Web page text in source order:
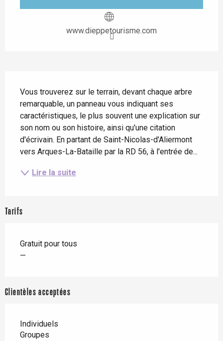
www.dieppetourisme.com
Vous trouverez sur le terrain, devant chaque arbre
remarquable, un panneau vous indiquant ses
caractéristiques, le plus souvent une explication sur
son nom ou son histoire, ainsi qu'une citation
d'écrivain. En partant de Saint-Nicolas-d'Aliermont
vers Arques-La-Bataille par la RD 56, à l'entrée de...
Lire la suite
Tarifs
Gratuit pour tous
—
Clientèles acceptées
Individuels
Groupes